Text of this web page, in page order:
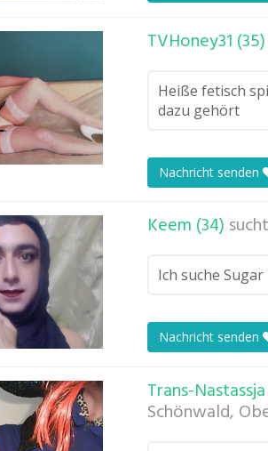
TVHoney31 (35)
Heiße fetisch
dazu gehört
Nachricht senden
Keem (34)
Ich suche Sugar
Nachricht senden
Trans-
Schönwald,